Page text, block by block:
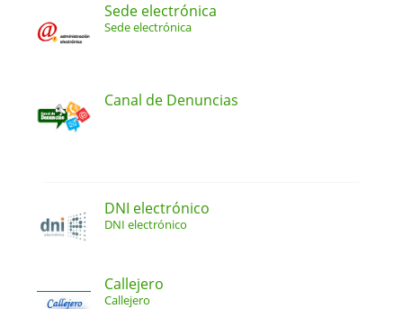
Sede electrónica
Sede electrónica
Canal de Denuncias
DNI electrónico
DNI electrónico
Callejero
Callejero